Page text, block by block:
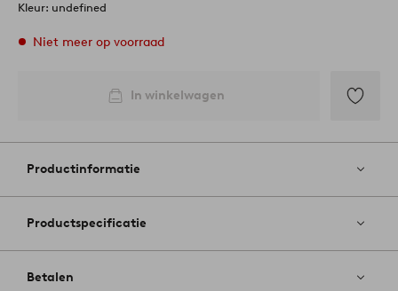
Kleur: undefined
Niet meer op voorraad
In winkelwagen
aan
Productinformatie
Productspecificatie
Betalen